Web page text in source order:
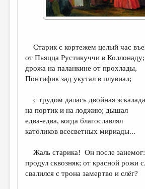
ПЕРЕВОДЫ
ДЕТСКАЯ КОМНАТА
КНИЖНАЯ ПОЛКА
СТРАНИЦЫ ПАМЯТИ
ОБЪЯВЛЕНИЯ
РЕДКОЛЛЕГИЯ
ОТ РЕДАКЦИИ
Cтарик c кортежем целый час
от Пьяцца Рустикуччи в Коллонаду;
дрожа на паланкине от
Понтифик зад укутал в плувиал;
с трудом далась двойная
на портик и на лоджию; дышал
едва-едва, когда благославлял
католиков всесветных мириады...
Жаль старика! Он после занемог:
продул сквозняк; от красной рожи
свалился с трона замертво и слёг?